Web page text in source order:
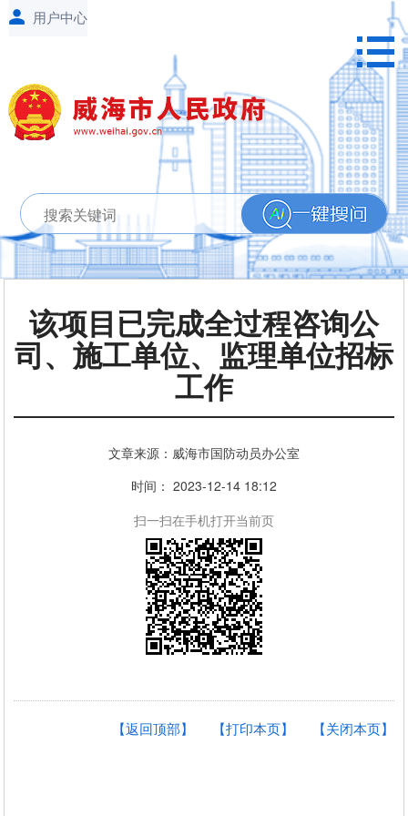
该项目已完成全过程咨询公
司、施工单位、监理单位招标
工作
文章来源：威海市国防动员办公室
时间： 2023-12-14 18:12
扫一扫在手机打开当前页
【关闭本页】
【打印本页】
【返回顶部】